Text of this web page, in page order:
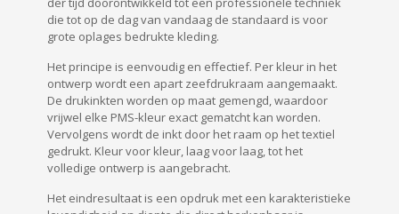
die tot op de dag van vandaag de standaard is voor
grote oplages bedrukte kleding.
Het principe is eenvoudig en effectief. Per kleur in het
ontwerp wordt een apart zeefdrukraam aangemaakt.
De drukinkten worden op maat gemengd, waardoor
vrijwel elke PMS-kleur exact gematcht kan worden.
Vervolgens wordt de inkt door het raam op het textiel
gedrukt. Kleur voor kleur, laag voor laag, tot het
volledige ontwerp is aangebracht.
Het eindresultaat is een opdruk met een karakteristieke